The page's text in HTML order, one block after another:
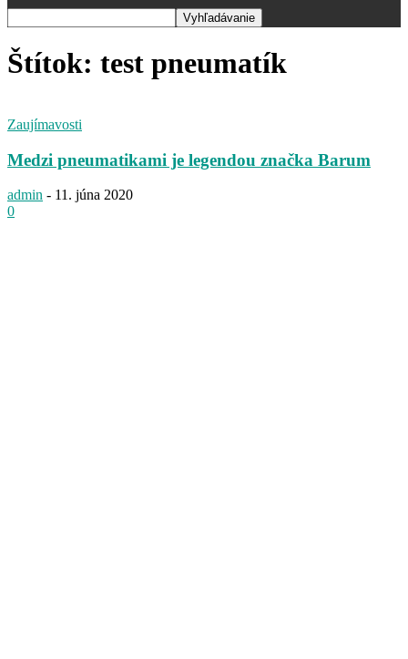
Štítok: test pneumatík
Zaujímavosti
Medzi pneumatikami je legendou značka Barum
admin - 11. júna 2020
0